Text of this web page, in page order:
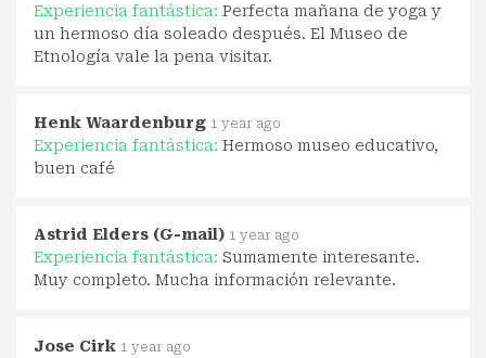
Experiencia fantástica: Perfecta mañana de yoga y
un hermoso día soleado después. El Museo de
Etnología vale la pena visitar.
Henk Waardenburg 1 year ago
Experiencia fantástica: Hermoso museo educativo,
buen café
Astrid Elders (G-mail) 1 year ago
Experiencia fantástica: Sumamente interesante.
Muy completo. Mucha información relevante.
Jose Cirk 1 year ago